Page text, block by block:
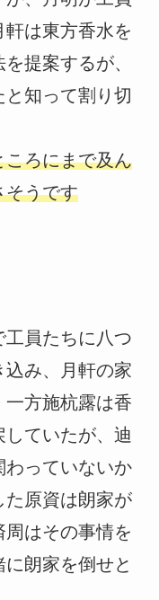
は東方香水を
提案するが、
と知って割り切
ころにまで及ん
そうです
工員たちに八つ
込み、月軒の家
一方施杭露は香
ていたが、迪
わっていないか
た原資は朗家が
はその事情を
朗家を倒せと